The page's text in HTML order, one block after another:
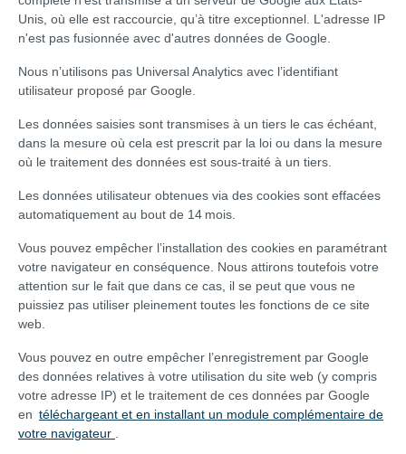
Unis, où elle est raccourcie, qu’à titre exceptionnel. L'adresse IP
n'est pas fusionnée avec d'autres données de Google.
Nous n’utilisons pas Universal Analytics avec l’identifiant
utilisateur proposé par Google.
Les données saisies sont transmises à un tiers le cas échéant,
dans la mesure où cela est prescrit par la loi ou dans la mesure
où le traitement des données est sous-traité à un tiers.
Les données utilisateur obtenues via des cookies sont effacées
automatiquement au bout de 14 mois.
Vous pouvez empêcher l’installation des cookies en paramétrant
votre navigateur en conséquence. Nous attirons toutefois votre
attention sur le fait que dans ce cas, il se peut que vous ne
puissiez pas utiliser pleinement toutes les fonctions de ce site
web.
Vous pouvez en outre empêcher l’enregistrement par Google
des données relatives à votre utilisation du site web (y compris
votre adresse IP) et le traitement de ces données par Google
en téléchargeant et en installant un module complémentaire de
votre navigateur